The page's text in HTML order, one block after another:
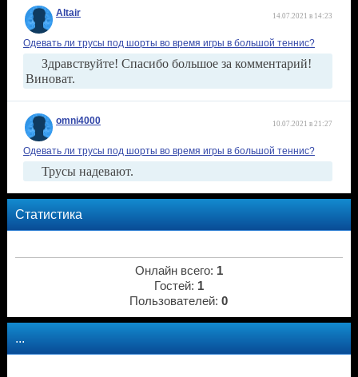
Altair 14.07.2021 в 14:23
Одевать ли трусы под шорты во время игры в большой теннис?
Здравствуйте! Спасибо большое за комментарий!
Виноват.
omni4000 10.07.2021 в 21:27
Одевать ли трусы под шорты во время игры в большой теннис?
Трусы надевают.
Статистика
Онлайн всего: 1
Гостей: 1
Пользователей:0
...